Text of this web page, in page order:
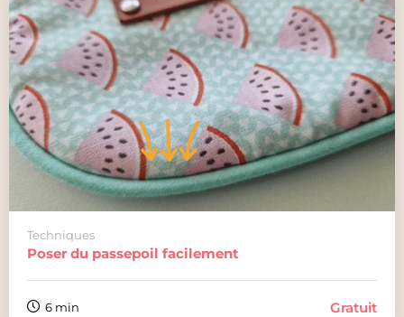
Techniques
Poser du passepoil facilement
6 min Gratuit